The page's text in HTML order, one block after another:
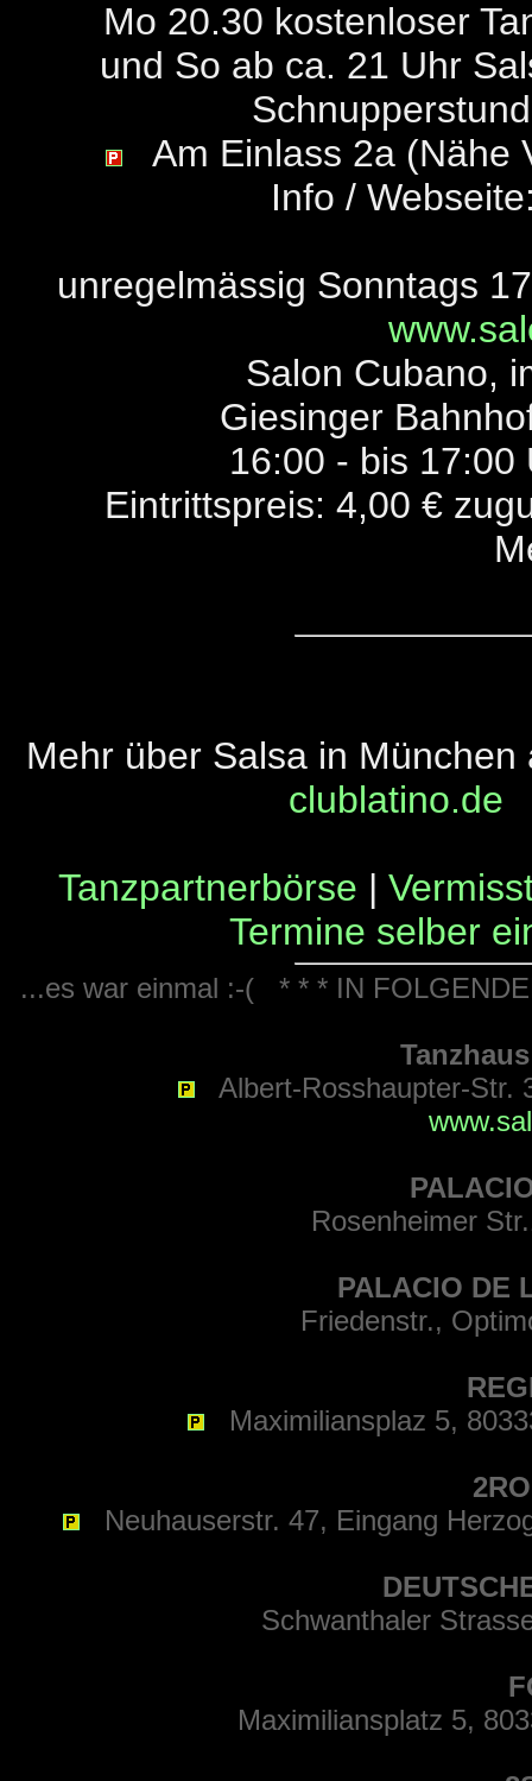
Mo 20.30 kostenloser
und So ab ca. 21 Uhr
Am Einlass 2a (Nähe
Info /
unregelmässig Sonntags
Salon Cubano,
Giesinger
16:00 - bis 17:00
Eintrittspreis: 4,00 €
Mehr über Salsa in
clublatino.de
Tanzpartnerbörse |
Termine selber
...es war einmal :-( * * * IN
Albert-Rosshaupter-Str.
Rosenheimer
PALACIO DE
Friedenstr.,
Maximiliansplaz 5,
Neuhauserstr. 47, Eingang
Schwanthaler
Maximiliansplatz 5,